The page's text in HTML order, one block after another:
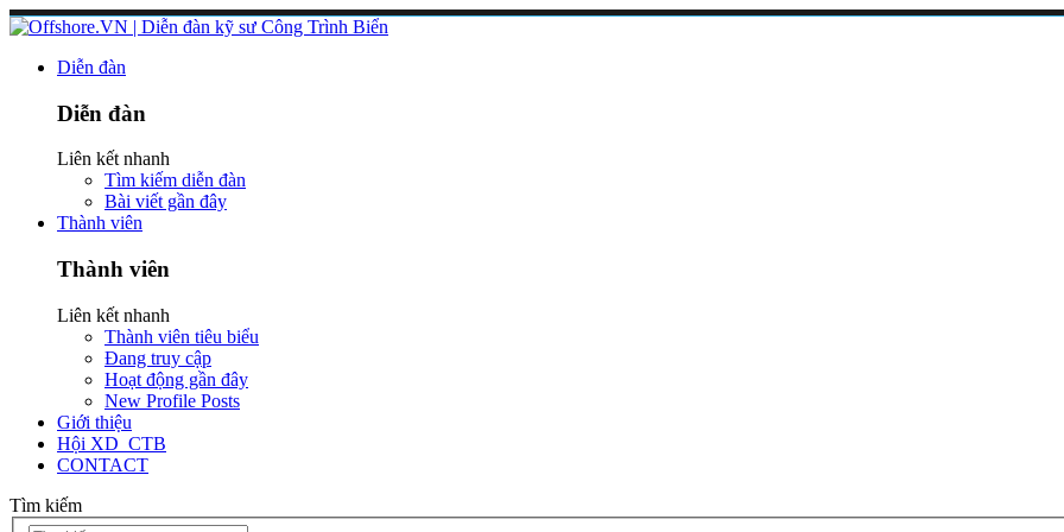
Diễn đàn
Diễn đàn
Liên kết nhanh
Tìm kiếm diễn đàn
Bài viết gần đây
Thành viên
Thành viên
Liên kết nhanh
Thành viên tiêu biểu
Đang truy cập
Hoạt động gần đây
New Profile Posts
Giới thiệu
Hội XD_CTB
CONTACT
Tìm kiếm